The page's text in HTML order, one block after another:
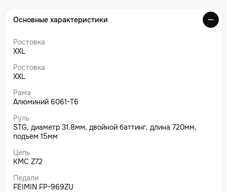
Основные характеристики
Ростовка
XXL
Ростовка
XXL
Рама
Алюминий 6061-T6
Руль
STG, диаметр 31.8мм, двойной баттинг, длина 720мм,
подъем 15мм
Цепь
KMC Z72
Педали
FEIMIN FP-969ZU